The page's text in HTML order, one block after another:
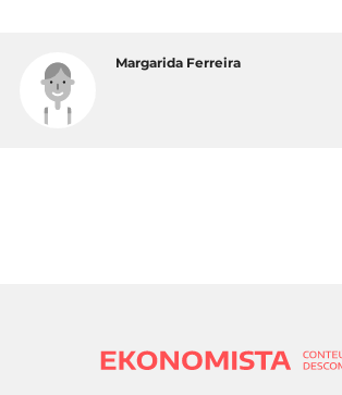
Margarida Ferreira